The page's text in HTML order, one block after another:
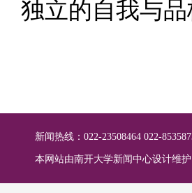
独立的自我与
新闻热线：022-23508464 022-
本网站由南开大学新闻中心设计维护